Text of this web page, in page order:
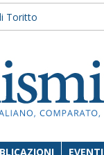
Toritto
EVENTI